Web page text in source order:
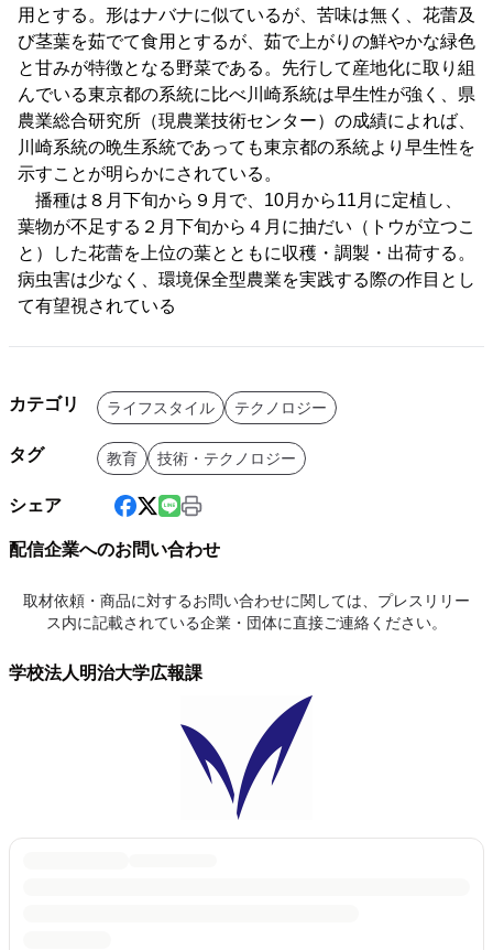
用とする。形はナバナに似ているが、苦味は無く、花蕾及
び茎葉を茹でて食用とするが、茹で上がりの鮮やかな緑色
と甘みが特徴となる野菜である。先行して産地化に取り組
んでいる東京都の系統に比べ川崎系統は早生性が強く、県
農業総合研究所（現農業技術センター）の成績によれば、
川崎系統の晩生系統であっても東京都の系統より早生性を
示すことが明らかにされている。
播種は８月下旬から９月で、10月から11月に定植し、
葉物が不足する２月下旬から４月に抽だい（トウが立つこ
と）した花蕾を上位の葉とともに収穫・調製・出荷する。
病虫害は少なく、環境保全型農業を実践する際の作目とし
て有望視されている
カテゴリ ライフスタイル テクノロジー
タグ 教育 技術・テクノロジー
シェア
配信企業へのお問い合わせ
取材依頼・商品に対するお問い合わせに関しては、プレスリリー
ス内に記載されている企業・団体に直接ご連絡ください。
学校法人明治大学広報課